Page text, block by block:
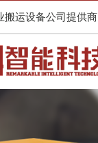
运设备公司提供商